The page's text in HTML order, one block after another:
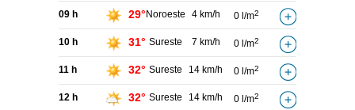
09 h 29° Noroeste 4 km/h 0 l/m2
10 h 31° Sureste 7 km/h 0 l/m2
11 h 32° Sureste 14 km/h 0 l/m2
12 h 32° Sureste 14 km/h 0 l/m2